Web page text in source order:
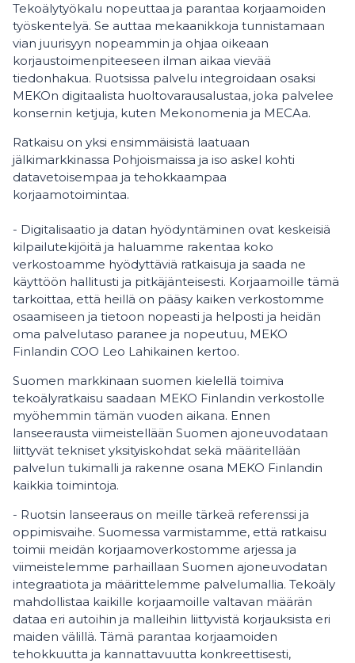
Tekoälytyökalu nopeuttaa ja parantaa korjaamoiden
työskentelyä. Se auttaa mekaanikkoja tunnistamaan
vian juurisyyn nopeammin ja ohjaa oikeaan
korjaustoimenpiteeseen ilman aikaa vievää
tiedonhakua. Ruotsissa palvelu integroidaan osaksi
MEKOn digitaalista huoltovarausalustaa, joka palvelee
konsernin ketjuja, kuten Mekonomenia ja MECAa.
Ratkaisu on yksi ensimmäisistä laatuaan
jälkimarkkinassa Pohjoismaissa ja iso askel kohti
datavetoisempaa ja tehokkaampaa
korjaamotoimintaa.
- Digitalisaatio ja datan hyödyntäminen ovat keskeisiä
kilpailutekijöitä ja haluamme rakentaa koko
verkostoamme hyödyttäviä ratkaisuja ja saada ne
käyttöön hallitusti ja pitkäjänteisesti. Korjaamoille tämä
tarkoittaa, että heillä on pääsy kaiken verkostomme
osaamiseen ja tietoon nopeasti ja helposti ja heidän
oma palvelutaso paranee ja nopeutuu, MEKO
Finlandin COO Leo Lahikainen kertoo.
Suomen markkinaan suomen kielellä toimiva
tekoälyratkaisu saadaan MEKO Finlandin verkostolle
myöhemmin tämän vuoden aikana. Ennen
lanseerausta viimeistellään Suomen ajoneuvodataan
liittyvät tekniset yksityiskohdat sekä määritellään
palvelun tukimalli ja rakenne osana MEKO Finlandin
kaikkia toimintoja.
- Ruotsin lanseeraus on meille tärkeä referenssi ja
oppimisvaihe. Suomessa varmistamme, että ratkaisu
toimii meidän korjaamoverkostomme arjessa ja
viimeistelemme parhaillaan Suomen ajoneuvodatan
integraatiota ja määrittelemme palvelumallia. Tekoäly
mahdollistaa kaikille korjaamoille valtavan määrän
dataa eri autoihin ja malleihin liittyvistä korjauksista eri
maiden välillä. Tämä parantaa korjaamoiden
tehokkuutta ja kannattavuutta konkreettisesti,